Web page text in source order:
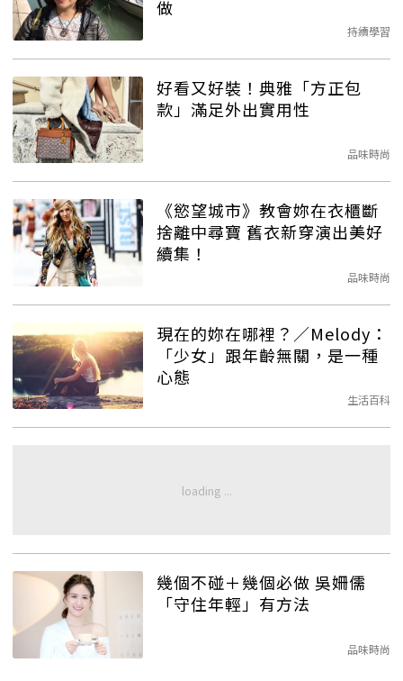
做
持續學習
好看又好裝！典雅「方正包
款」滿足外出實用性
品味時尚
《慾望城市》教會妳在衣櫃斷
捨離中尋寶 舊衣新穿演出美好
續集！
品味時尚
現在的妳在哪裡？／Melody：
「少女」跟年齡無關，是一種
心態
生活百科
幾個不碰＋幾個必做 吳姍儒
「守住年輕」有方法
品味時尚